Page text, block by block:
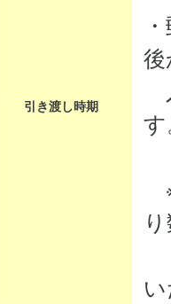
引き渡し時期